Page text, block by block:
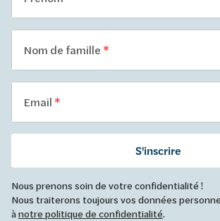
Nom de famille
Email
S'inscrire
Nous prenons soin de votre confidentialité !
Nous traiterons toujours vos données
ànotre politique de confidentialité.